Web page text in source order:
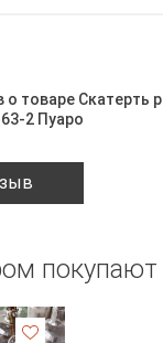
о товаре Скатерть
2 Пуаро
покупают